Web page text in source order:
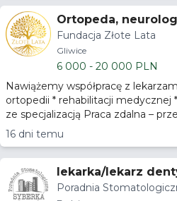
Ortopeda,
nej - praca
Fundacja Złote Lata
Gliwice
6 000 - 20 000 PLN
Nawiążemy współpracę z
ortopedii * rehabilitacji medycznej * neurologii * fizjoterapeuta
ze specjalizacją Praca zdalna
16 dni temu
lekarka/lekarz
Poradnia